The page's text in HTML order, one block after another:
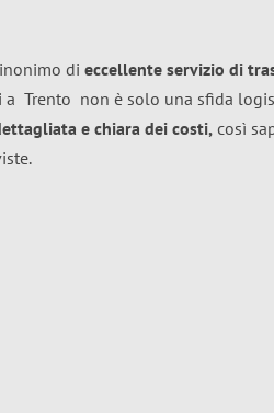
di eccellente servizio di
a Trento non è solo una sfida
e chiara dei costi, così